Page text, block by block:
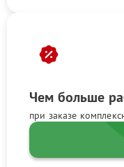
Чем больше
при заказе